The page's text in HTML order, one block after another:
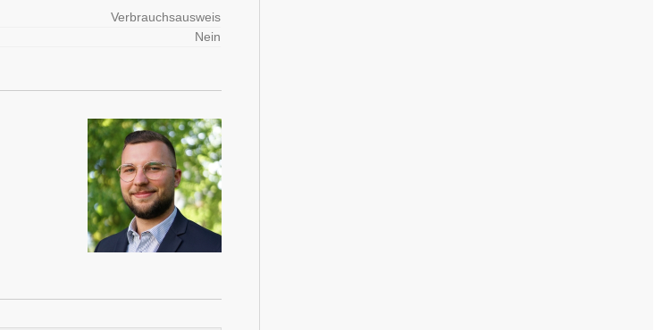
Verbrauchsausweis
Nein